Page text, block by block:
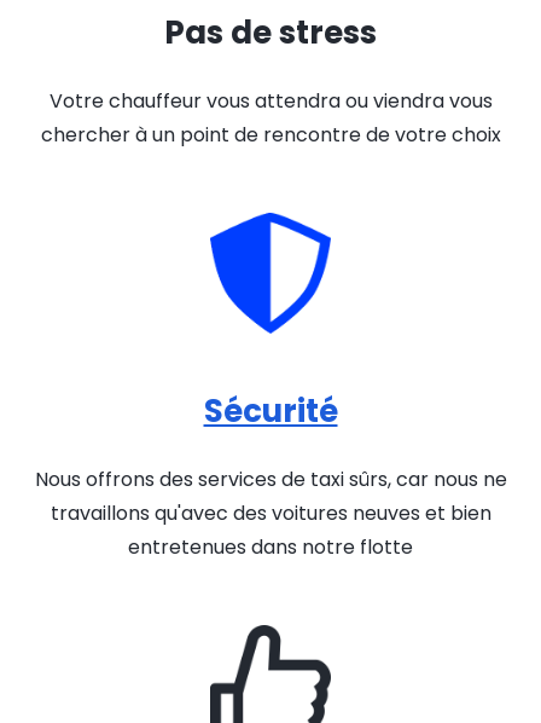
Pas de stress
Votre chauffeur vous attendra ou viendra vous
chercher à un point de rencontre de votre choix
Sécurité
Nous offrons des services de taxi sûrs, car nous ne
travaillons qu'avec des voitures neuves et bien
entretenues dans notre flotte